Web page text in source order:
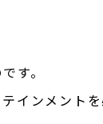
す。
インメント